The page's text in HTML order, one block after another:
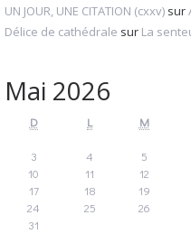
UN JOUR, UNE CITATION (cxxv) sur
Délice de cathédrale sur La
Mai 2026
D L M
3
4 5
10
11 12
17
18 19
24
25 26
31